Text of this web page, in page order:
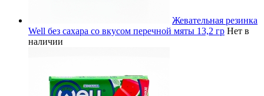
Жевательная резинка
Well без сахара со вкусом перечной мяты 13,2 гр Нет в
наличии